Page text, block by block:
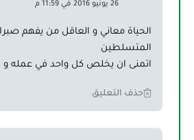
26 يونيو 2016 في 11:59 م
الحياة معاني و العاقل من يفهم
المتسلطين
اتمنى ان يخلص كل واحد في عمله و
حذف التعليق